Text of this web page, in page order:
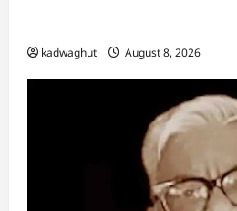
kadwaghut August 8, 2026